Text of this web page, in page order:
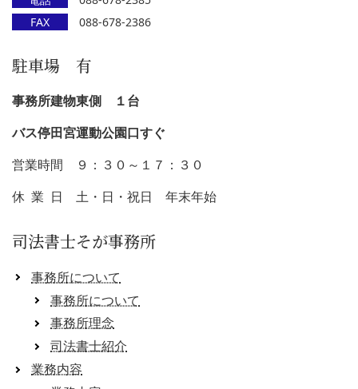
FAX
088-678-2386
駐車場 有
事務所建物東側 １台
バス停田宮運動公園口すぐ
営業時間 ９：３０～１７：３０
休 業 日 土・日・祝日 年末年始
司法書士そが事務所
事務所について
事務所について
事務所理念
司法書士紹介
業務内容